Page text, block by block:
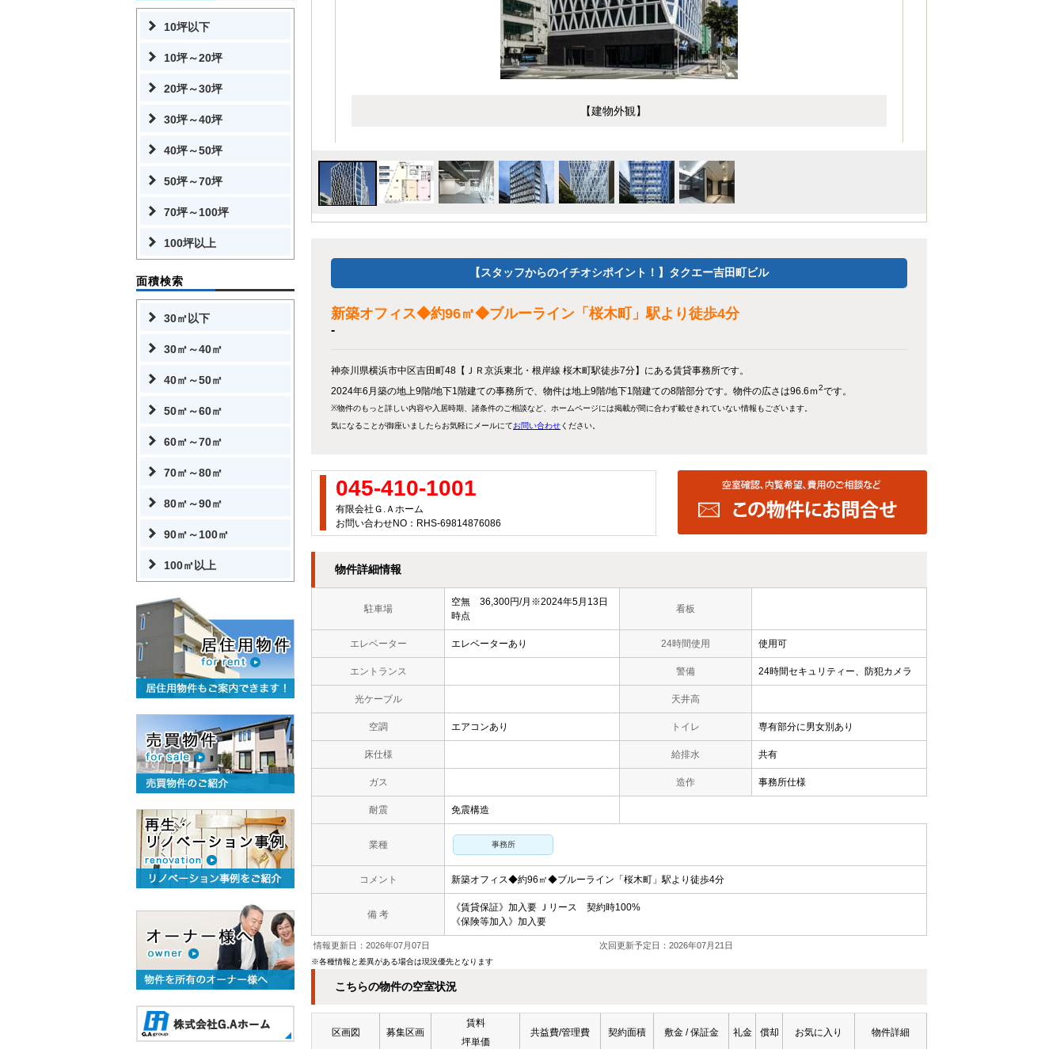
【建物外観】
【スタッフからのイチオシポイント！】タクエー吉田町ビル
新築オフィス◆約96㎡◆ブルーライン「桜木町」駅より徒歩4分
-
神奈川県横浜市中区吉田町48【ＪＲ京浜東北・根岸線 桜木町駅徒歩7分】にある賃貸事務所です。
2024年6月築の地上9階/地下1階建ての事務所で、物件は地上9階/地下1階建ての8階部分です。物件の広さは96.6ｍ2です。
※物件のもっと詳しい内容や入居時期、諸条件のご相談など、ホームページには掲載が間に合わず載せきれていない情報もございます。
気になることが御座いましたらお気軽にメールにてお問い合わせください。
045-410-1001
有限会社Ｇ.Ａホーム
お問い合わせNO：RHS-69814876086
物件詳細情報
駐車場
空無 36,300円/月※2024年5月13日
時点
看板
エレベーター エレベーターあり 24時間使用 使用可
エントランス 警備 24時間セキュリティー、防犯カメラ
光ケーブル 天井高
空調 エアコンあり トイレ 専有部分に男女別あり
床仕様 給排水 共有
ガス 造作 事務所仕様
耐震 免震構造
業種 事務所
コメント 新築オフィス◆約96㎡◆ブルーライン「桜木町」駅より徒歩4分
備 考
《賃貸保証》加入要 Ｊリース 契約時100%
《保険等加入》加入要
情報更新日：2026年07月07日 次回更新予定日：2026年07月21日
※各種情報と差異がある場合は現況優先となります
こちらの物件の空室状況
区画図 募集区画
賃料
坪単価
共益費/管理費 契約面積 敷金 / 保証金 礼金 償却 お気に入り 物件詳細
10坪以下
10坪～20坪
20坪～30坪
30坪～40坪
40坪～50坪
50坪～70坪
70坪～100坪
100坪以上
面積検索
30㎡以下
30㎡～40㎡
40㎡～50㎡
50㎡～60㎡
60㎡～70㎡
70㎡～80㎡
80㎡～90㎡
90㎡～100㎡
100㎡以上